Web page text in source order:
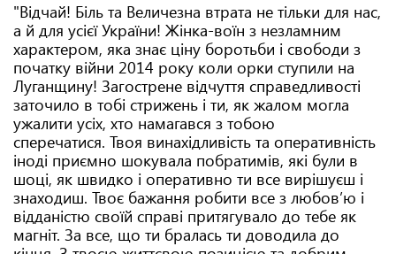
"Відчай! Біль та Величезна втрата не тільки для нас,
а й для усієї України! Жінка-воїн з незламним
характером, яка знає ціну боротьби і свободи з
початку війни 2014 року коли орки ступили на
Луганщину! Загострене відчуття справедливості
заточило в тобі стрижень і ти, як жалом могла
ужалити усіх, хто намагався з тобою
сперечатися. Твоя винахідливість та оперативність
іноді приємно шокувала побратимів, які були в
шоці, як швидко і оперативно ти все вирішуєш і
знаходиш. Твоє бажання робити все з любовʼю і
відданістю своїй справі притягувало до тебе як
магніт. За все, що ти бралась ти доводила до